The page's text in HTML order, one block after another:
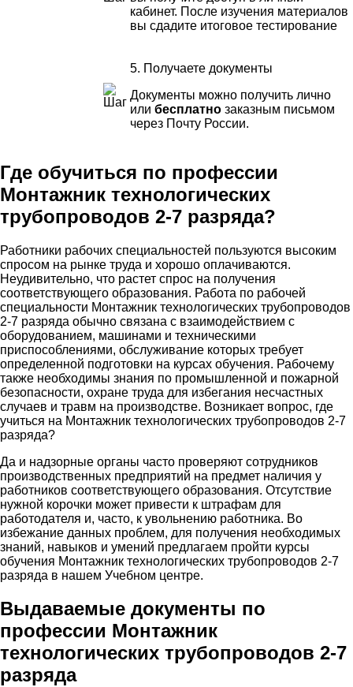
кабинет. После изучения материалов
вы сдадите итоговое тестирование
5. Получаете документы
Документы можно получить лично
или бесплатно заказным письмом
через Почту России.
Где обучиться по профессии
Монтажник технологических
трубопроводов 2-7 разряда?
Работники рабочих специальностей пользуются высоким
спросом на рынке труда и хорошо оплачиваются.
Неудивительно, что растет спрос на получения
соответствующего образования. Работа по рабочей
специальности Монтажник технологических трубопроводов
2-7 разряда обычно связана с взаимодействием с
оборудованием, машинами и техническими
приспособлениями, обслуживание которых требует
определенной подготовки на курсах обучения. Рабочему
также необходимы знания по промышленной и пожарной
безопасности, охране труда для избегания несчастных
случаев и травм на производстве. Возникает вопрос, где
учиться на Монтажник технологических трубопроводов 2-7
разряда?
Да и надзорные органы часто проверяют сотрудников
производственных предприятий на предмет наличия у
работников соответствующего образования. Отсутствие
нужной корочки может привести к штрафам для
работодателя и, часто, к увольнению работника. Во
избежание данных проблем, для получения необходимых
знаний, навыков и умений предлагаем пройти курсы
обучения Монтажник технологических трубопроводов 2-7
разряда в нашем Учебном центре.
Выдаваемые документы по
профессии Монтажник
технологических трубопроводов 2-7
разряда